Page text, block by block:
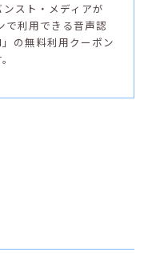
スト・メディアが
で利用できる音声認
の無料利用クーポン